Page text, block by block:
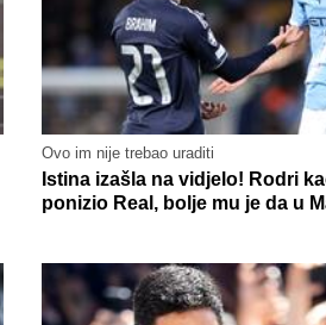
Ovo im nije trebao uraditi
Istina izašla na vidjelo! Rodri
ponizio Real, bolje mu je da u